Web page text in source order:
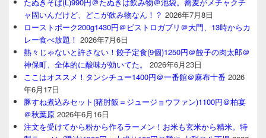
ャ固いんだけど、どこが飲み物なん！？ 2026年7月8日
ローストポーク200g1430円＠ビストロガブリ＠大門、13時からカ
レー食べ放題！ 2026年7月6日
熱々じゃないと許さない！餃子定食(9個)1250円＠餃子の肉太郎＠
神保町、全体的に酸味が効いてた。
2026年6月23日
ここはオススメ！タンシチュー1400円＠一番館＠麻布十番 2026
年6月17日
豚すね煮込みセット(猪肘飯＝ジュージョウファン)1100円＠柏宴
＠秋葉原 2026年6月16日
注文を受けてから粉から作るラーメン！お米も玄米から精米。特